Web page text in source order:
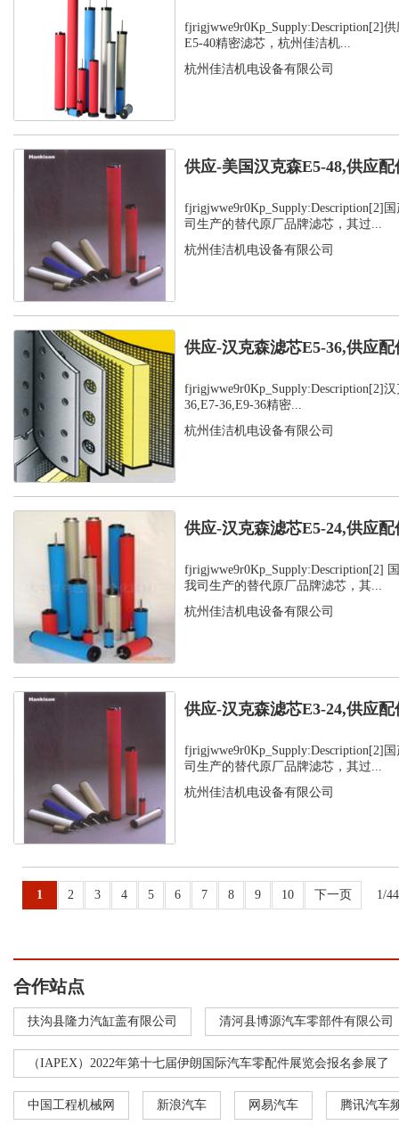
fjrigjwwe9r0Kp_Supply:Description[2]
E5-40精密滤芯，杭州佳洁机...
杭州佳洁机电设备有限公司
供应-美国汉克森E5-48,供应配
fjrigjwwe9r0Kp_Supply:Description[2]
司生产的替代原厂品牌滤芯，其过...
杭州佳洁机电设备有限公司
供应-汉克森滤芯E5-36,供应配
fjrigjwwe9r0Kp_Supply:Description[2]
36,E7-36,E9-36精密...
杭州佳洁机电设备有限公司
供应-汉克森滤芯E5-24,供应配
fjrigjwwe9r0Kp_Supply:Description[2]
我司生产的替代原厂品牌滤芯，其...
杭州佳洁机电设备有限公司
供应-汉克森滤芯E3-24,供应配
fjrigjwwe9r0Kp_Supply:Description[2]
司生产的替代原厂品牌滤芯，其过...
杭州佳洁机电设备有限公司
1 2 3 4 5 6 7 8 9 10 下一页 1/
合作站点
扶沟县隆力汽缸盖有限公司 清河县博源汽车零部件有限公司
（IAPEX）2022年第十七届伊朗国际汽车零配件展览会报名参展了
中国工程机械网 新浪汽车 网易汽车 腾讯汽车